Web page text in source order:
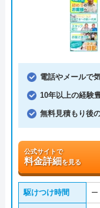
電話やメールで
10年以上の経験
無料見積もり後
公式サイトで
料金詳細を見る
駆けつけ時間 ー